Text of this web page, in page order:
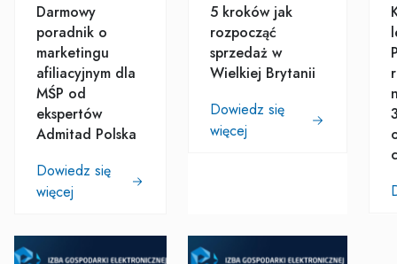
Darmowy
poradnik o
marketingu
afiliacyjnym dla
MŚP od
ekspertów
Admitad Polska
Dowiedz się
więcej
5 kroków jak
rozpocząć
sprzedaż w
Wielkiej Brytanii
Dowiedz się
więcej